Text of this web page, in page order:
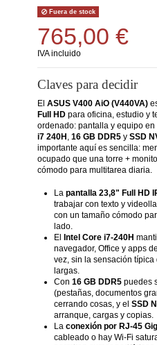
Fuera de stock
765,00 €
IVA incluido
Claves para decidir
El ASUS V400 AiO (V440VA)
Full HDpara oficina, estudio y
ordenado: pantalla y equipo
i7 240H 16 GB DDR5y SSD
importante aquí es sencilla:
ocupado que una torre +
cómodo para multitarea diaria.
La pantalla 23,8" Full HD
trabajar con texto y
con un tamaño cómodo
lado.
El Intel Core i7-240H
navegador, Office y apps
vez, sin la sensación típica
largas.
Con 16 GB DDR5puedes
(pestañas, documentos
cerrando cosas, y el SSD
arranque, cargas y copias.
La conexión por RJ-45
cableado o hay Wi-Fi